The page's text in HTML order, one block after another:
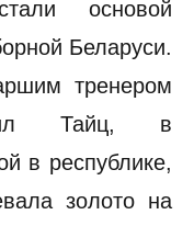
основой
Беларуси.
тренером
Тайц, в
в республике,
золото на